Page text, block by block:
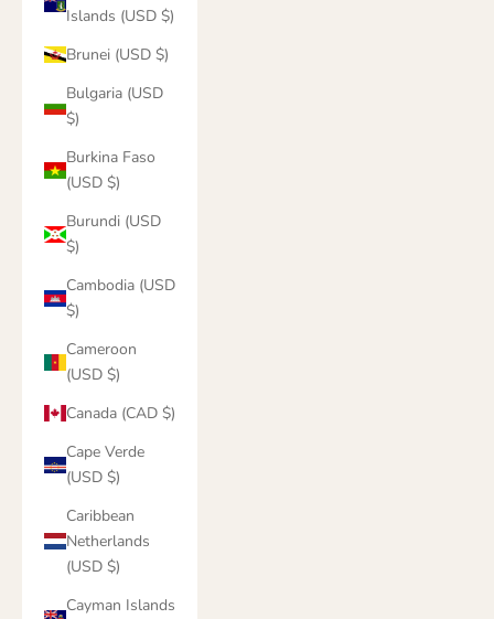
Islands (USD $)
Brunei (USD $)
Bulgaria (USD
$)
Burkina Faso
(USD $)
Burundi (USD
$)
Cambodia (USD
$)
Cameroon
(USD $)
Canada (CAD $)
Cape Verde
(USD $)
Caribbean
Netherlands
(USD $)
Cayman Islands